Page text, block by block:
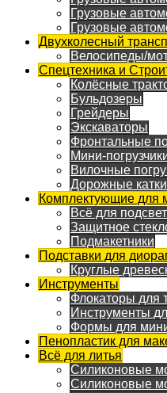
Грузовые
Грузовые
Двухколесный
Велосипеды/
Спецтехника и
Колёсные
Бульдозеры
Грейдеры
Экскаваторы
Фронтальные
Мини-
Вилочные
Дорожные катки
Комплектующие для
Всё для
Защитное
Подмакетники
Подставки для
Круглые
Инструменты
Флокаторы для
Инструменты
Формы для
Пенопластик для
Всё для литья
Силиконовые
Силиконовые